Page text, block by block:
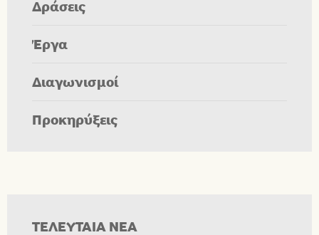
Δράσεις
Έργα
Διαγωνισμοί
Προκηρύξεις
ΤΕΛΕΥΤΑΙΑ ΝΕΑ